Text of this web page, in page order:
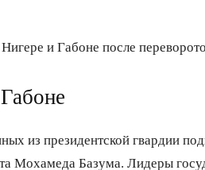
и Габоне после
из президентской гвардии
Мохамеда Базума. Лидеры